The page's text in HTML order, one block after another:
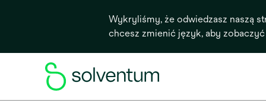
Wykryliśmy, że odwiedzasz naszą
chcesz zmienić język, aby